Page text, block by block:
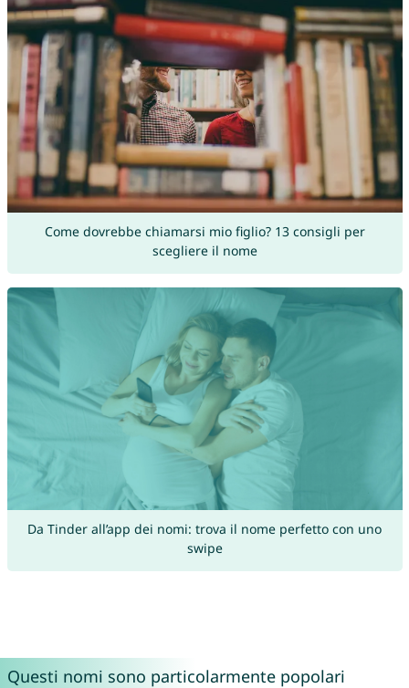
Come dovrebbe chiamarsi mio figlio? 13 consigli per
scegliere il nome
Da Tinder all’app dei nomi: trova il nome perfetto con uno
swipe
Questi nomi sono particolarmente popolari